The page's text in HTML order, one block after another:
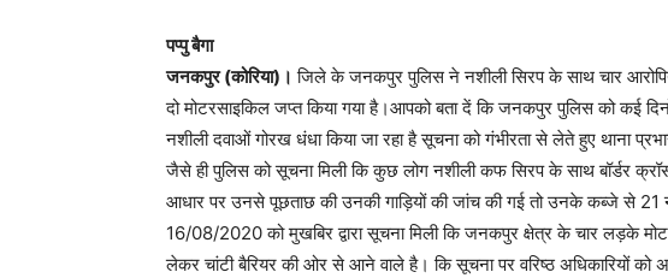
पप्पु बैगा
जनकपुर (कोरिया)। जिले के जनकपुर पुलिस ने नशीली सिरप के साथ चार
दो मोटरसाइकिल जप्त किया गया है।आपको बता दें कि जनकपुर पुलिस को कई
नशीली दवाओं गोरख धंधा किया जा रहा है सूचना को गंभीरता से लेते हुए थाना
जैसे ही पुलिस को सूचना मिली कि कुछ लोग नशीली कफ सिरप के साथ
आधार पर उनसे पूछताछ की उनकी गाड़ियों की जांच की गई तो उनके कब्जे से 21
16/08/2020 को मुखबिर द्वारा सूचना मिली कि जनकपुर क्षेत्र के चार लड़के
लेकर चांटी बैरियर की ओर से आने वाले है। कि सूचना पर वरिष्ठ अधिकारियों को